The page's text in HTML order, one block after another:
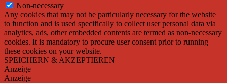
Non-necessary
Any cookies that may not be particularly necessary for the website
to function and is used specifically to collect user personal data via
analytics, ads, other embedded contents are termed as non-necessary
cookies. It is mandatory to procure user consent prior to running
these cookies on your website.
SPEICHERN & AKZEPTIEREN
Anzeige
Anzeige